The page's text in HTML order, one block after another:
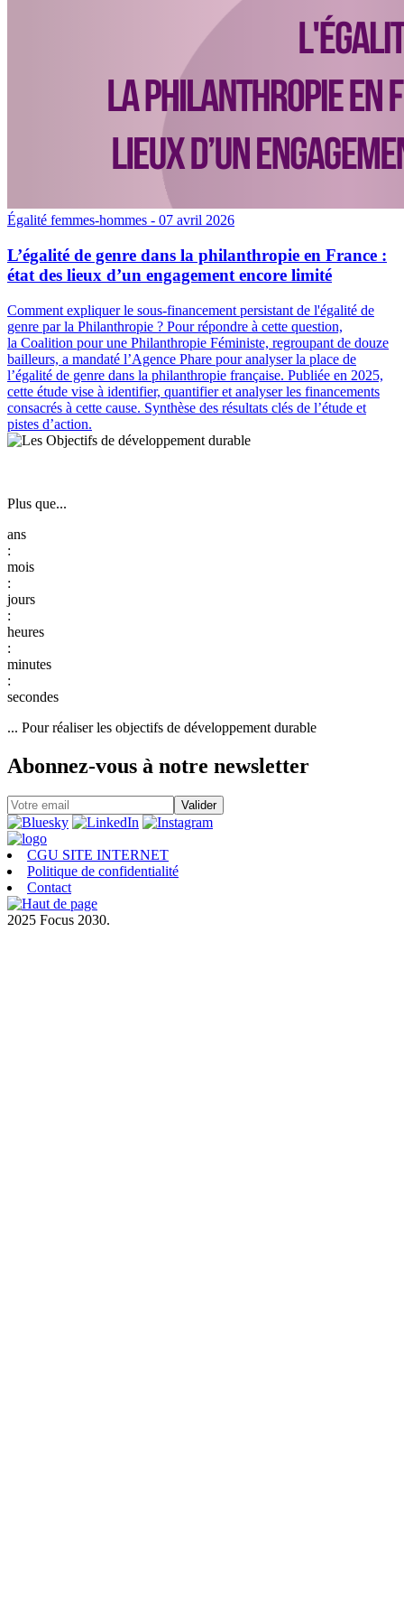
Égalité femmes-hommes - 07 avril 2026
L’égalité de genre dans la philanthropie en France :
état des lieux d’un engagement encore limité
Comment expliquer le sous-financement persistant de l'égalité de
genre par la Philanthropie ? Pour répondre à cette question,
la Coalition pour une Philanthropie Féministe, regroupant de douze
bailleurs, a mandaté l’Agence Phare pour analyser la place de
l’égalité de genre dans la philanthropie française. Publiée en 2025,
cette étude vise à identifier, quantifier et analyser les financements
consacrés à cette cause. Synthèse des résultats clés de l’étude et
pistes d’action.
Plus que...
:
:
:
:
:
... Pour réaliser les objectifs de développement durable
Abonnez-vous à notre newsletter
CGU SITE INTERNET
Politique de confidentialité
Contact
2025 Focus 2030.